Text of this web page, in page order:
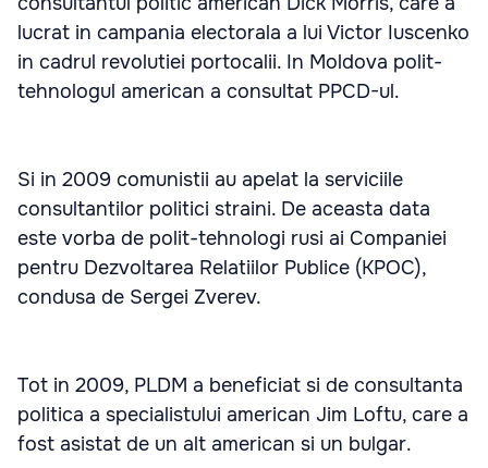
lucrat in campania electorala a lui Victor Iuscenko
in cadrul revolutiei portocalii. In Moldova polit-
tehnologul american a consultat PPCD-ul.
Si in 2009 comunistii au apelat la serviciile
consultantilor politici straini. De aceasta data
este vorba de polit-tehnologi rusi ai Companiei
pentru Dezvoltarea Relatiilor Publice (KPOC),
condusa de Sergei Zverev.
Tot in 2009, PLDM a beneficiat si de consultanta
politica a specialistului american Jim Loftu, care a
fost asistat de un alt american si un bulgar.